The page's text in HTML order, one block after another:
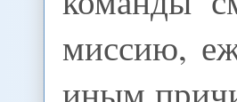
миссию,